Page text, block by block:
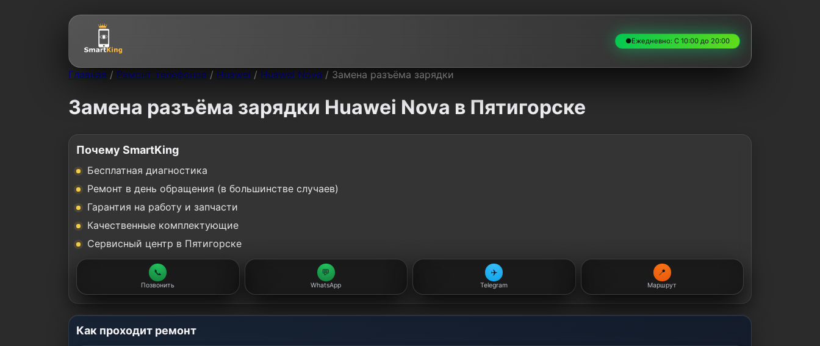
●Ежедневно: С 10:00 до 20:00
Главная / Ремонт телефонов / Huawei / Huawei Nova / Замена разъёма зарядки
Замена разъёма зарядки Huawei Nova в Пятигорске
Почему SmartKing
Бесплатная диагностика
Ремонт в день обращения (в большинстве случаев)
Гарантия на работу и запчасти
Качественные комплектующие
Сервисный центр в Пятигорске
📞
Позвонить
💬
WhatsApp
✈️
Telegram
📍
Маршрут
Как проходит ремонт